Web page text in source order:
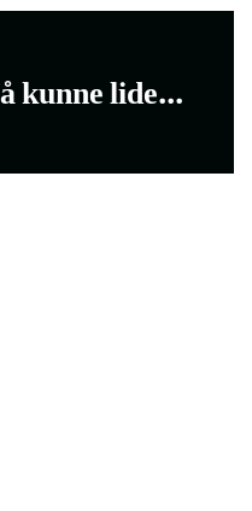
kunne lide...